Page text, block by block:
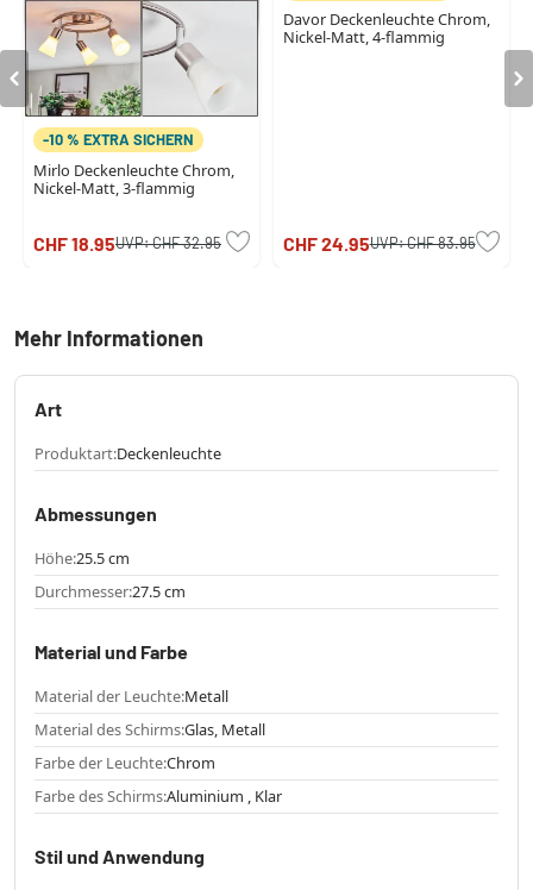
-10 % EXTRA SICHERN
Mirlo Deckenleuchte Chrom,
Nickel-Matt, 3-flammig
CHF 18.95UVP:CHF 32.95
Davor Deckenleuchte Chrom,
Nickel-Matt, 4-flammig
CHF 24.95UVP:CHF 83.95
Mehr Informationen
Art
Produktart:Deckenleuchte
Abmessungen
Höhe:25.5 cm
Durchmesser:27.5 cm
Material und Farbe
Material der Leuchte:Metall
Material des Schirms:Glas, Metall
Farbe der Leuchte:Chrom
Farbe des Schirms:Aluminium , Klar
Stil und Anwendung